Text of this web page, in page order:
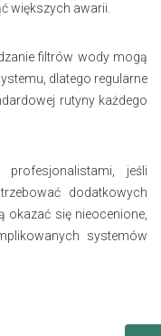
większych awarii.
filtrów wody mogą
dlatego regularne
rutyny każdego
jeśli
dodatkowych
okazać się nieocenione,
systemów